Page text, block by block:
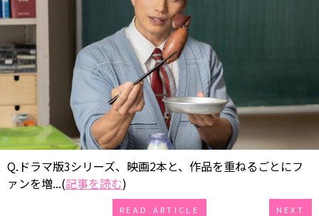
Q.ドラマ版3シリーズ、映画2本と、作品を重ねるごとにフ
ァンを増...(記事を読む)
READ ARTICLE NEXT